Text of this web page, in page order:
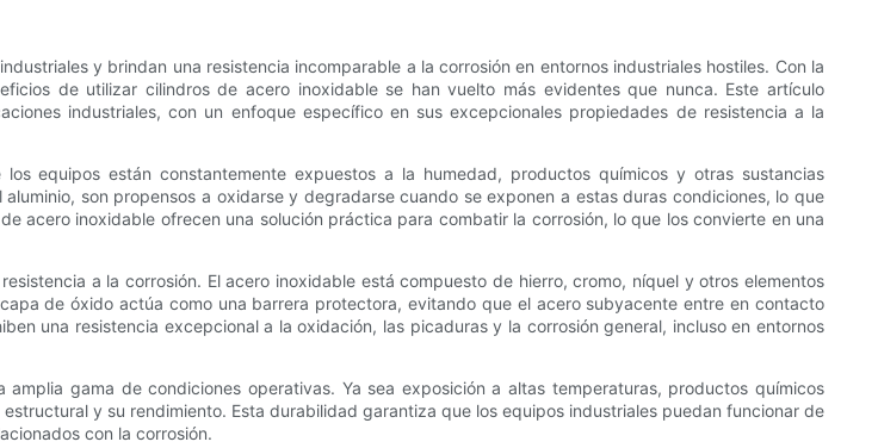
y brindan una resistencia incomparable a la corrosión en entornos industriales hostiles. Con la
de utilizar cilindros de acero inoxidable se han vuelto más evidentes que nunca. Este artículo
industriales, con un enfoque específico en sus excepcionales propiedades de resistencia a la
equipos están constantemente expuestos a la humedad, productos químicos y otras sustancias
son propensos a oxidarse y degradarse cuando se exponen a estas duras condiciones, lo que
acero inoxidable ofrecen una solución práctica para combatir la corrosión, lo que los convierte en una
a la corrosión. El acero inoxidable está compuesto de hierro, cromo, níquel y otros elementos
de óxido actúa como una barrera protectora, evitando que el acero subyacente entre en contacto
una resistencia excepcional a la oxidación, las picaduras y la corrosión general, incluso en entornos
gama de condiciones operativas. Ya sea exposición a altas temperaturas, productos químicos
y su rendimiento. Esta durabilidad garantiza que los equipos industriales puedan funcionar de
con la corrosión.